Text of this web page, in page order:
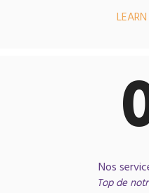
Nos
Top de